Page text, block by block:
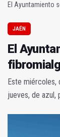
El Ayuntamiento
JAÉN
El
Este miércoles,
jueves, de azul,